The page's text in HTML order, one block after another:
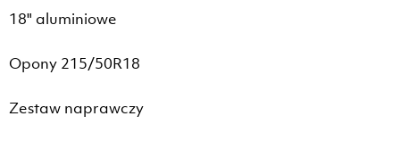
18" aluminiowe
Opony 215/50R18
Zestaw naprawczy